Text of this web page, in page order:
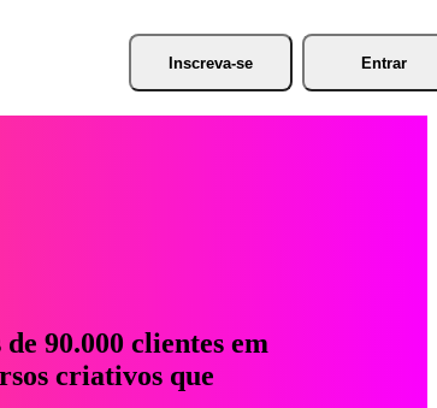
Inscreva-se Entrar
90.000 clientes em
criativos que